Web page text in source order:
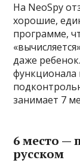
На NeoSpy
хорошие,
программе,
даже
функционала
занимает 7
6 место —
русском